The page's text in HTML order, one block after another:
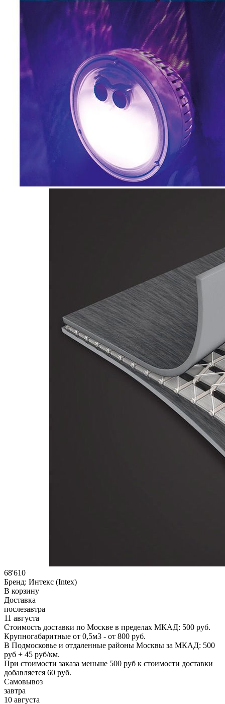
68'610
Бренд: Интекс (Intex)
В корзину
Доставка
послезавтра
11 августа
Стоимость доставки по Москве в пределах МКАД: 500 руб.
Крупногабаритные от 0,5м3 - от 800 руб.
В Подмосковье и отдаленные районы Москвы за МКАД: 500
руб + 45 руб/км.
При стоимости заказа меньше 500 руб к стоимости доставки
добавляется 60 руб.
Самовывоз
завтра
10 августа